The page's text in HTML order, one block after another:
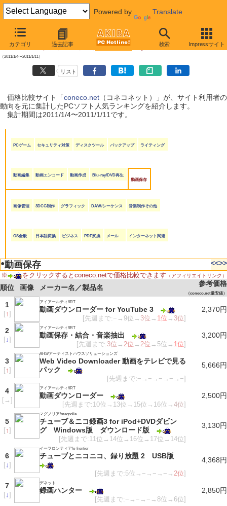
Powered by Translate
カテゴリ 過去記事 検索 Impressサイト
【 2011年1月15日号 】
coneco.net人気ランキング（ソフト編）
（2011/1/4〜2011/1/11）
リスト
価格比較サイト「coneco.net（コネコネット）」が、サイト利用者の
動向を元に集計したPCソフト人気ランキングを紹介します。
集計期間は2011/1/4〜2011/1/11です。
PCゲーム セキュリティ対策 ディスクツール バックアップ ライティング
動画編集 動画エンコード 動画作成
Blu-ray/DVD再生
動画保存
画像管理 3DCG制作 グラフィック DAW/シーケンス 音楽制作その他
OS全般 日本語変換 ビジネス PDF変換 メール インターネット関連
●動画保存 <<>>
※ をクリックするとconeco.netで価格比較できます （アフィリエイトリンク）
順位 画像 メーカー名／製品名 参考価格
（coneco.net最安値）
1
[↑]
アイアールティ/IRT
動画ダウンローダー for YouTube 3
[先週まで:−→9位→ 3位 → 1位 → 3位]
2,370円
2
[↓]
アイアールティ/IRT
動画保存・結合・音楽抽出
[先週まで:3位 →2位 →2位 →5位→ 1位]
3,200円
3
[↑]
AHS/アーティストハウスソリューションズ
Web Video Downloader 動画をテレビで見る
パック
[先週まで:−→−→−→−→−]
5,666円
4
[→ ]
アイアールティ/IRT
動画ダウンローダー
[先週まで:10位→13位→15位→16位→4位]
2,500円
5
[↑]
マグノリア/magnolia
チューブ＆ニコ録画3 for iPod+DVDダビン
グ Windows版 ダウンロード版
[先週まで:11位→14位→16位→17位→14位]
3,130円
6
[↓]
イーフロンティア/e-frontier
チューブとニコニコ、録り放題 2 USB版
[先週まで:5位→−→−→−→2位]
4,368円
7
[↓]
デネット
録画ハンター
[先週まで:−→−→−→8位→6位]
2,850円